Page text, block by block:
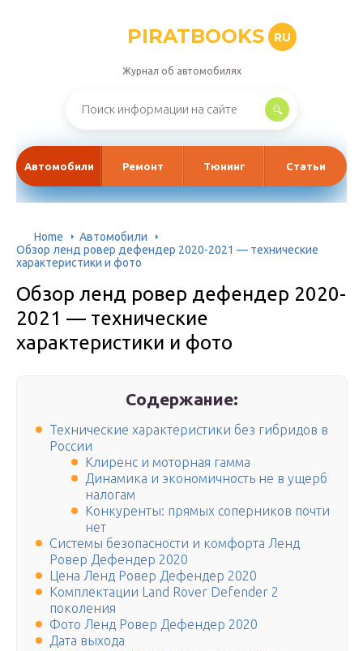
PIRATBOOKS RU
Журнал об автомобилях
Автомобили Ремонт Тюнинг Статьи
Home
Автомобили
Обзор ленд ровер дефендер 2020-2021 — технические
характеристики и фото
Обзор ленд ровер дефендер 2020-
2021 — технические
характеристики и фото
Содержание:
Технические характеристики без гибридов в
России
Клиренс и моторная гамма
Динамика и экономичность не в ущерб
налогам
Конкуренты: прямых соперников почти
нет
Системы безопасности и комфорта Ленд
Ровер Дефендер 2020
Цена Ленд Ровер Дефендер 2020
Комплектации Land Rover Defender 2
поколения
Фото Ленд Ровер Дефендер 2020
Дата выхода